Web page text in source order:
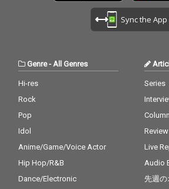
Sync the App
Genre- All Genres
Hi-res
Rock
Pop
Idol
Anime/Game/Voice Actor
Hip Hop/R&B
Dance/Electronic
Series
Column
Review
Live
Audio
先週の